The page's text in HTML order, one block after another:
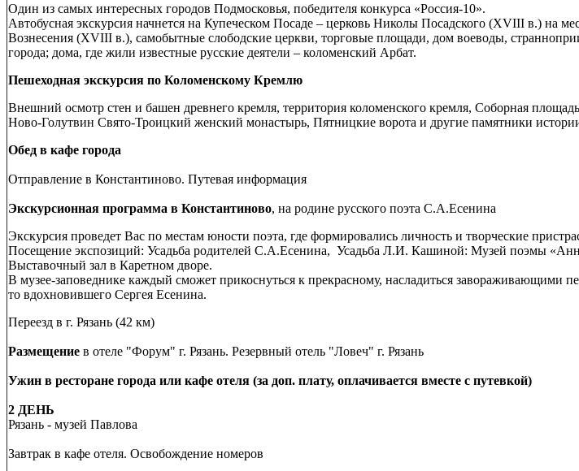
Один из самых интересных городов Подмосковья, победителя конкурса «Россия-10».
Автобусная экскурсия начнется на Купеческом Посаде – церковь Николы Посадского (XVIII в.)
Вознесения (XVIII в.), самобытные слободские церкви, торговые площади, дом воеводы,
города; дома, где жили известные русские деятели – коломенский Арбат.
Пешеходная экскурсия по Коломенскому Кремлю
Внешний осмотр стен и башен древнего кремля, территория коломенского кремля, Соборная
Ново-Голутвин Свято-Троицкий женский монастырь, Пятницкие ворота и другие памятники
Обед в кафе города
Отправление в Константиново. Путевая информация
Экскурсионная программа в Константиново, на родине русского поэта С.А.Есенина
Экскурсия проведет Вас по местам юности поэта, где формировались личность и творческие
Посещение экспозиций: Усадьба родителей С.А.Есенина, Усадьба Л.И. Кашиной: Музей поэмы
Выставочный зал в Каретном дворе.
В музее-заповеднике каждый сможет прикоснуться к прекрасному, насладиться завораживающими
то вдохновившего Сергея Есенина.
Переезд в г. Рязань (42 км)
Размещение в отеле "Форум" г. Рязань. Резервный отель "Ловеч" г. Рязань
Ужин в ресторане города или кафе отеля (за доп. плату, оплачивается вместе с путевкой)
2 ДЕНЬ
Рязань - музей Павлова
Завтрак в кафе отеля. Освобождение номеров